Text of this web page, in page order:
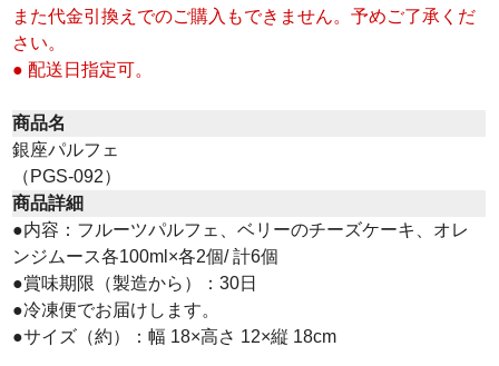
また代金引換えでのご購入もできません。予めご了承くだ
さい。
● 配送日指定可。
商品名
銀座パルフェ
（PGS-092）
商品詳細
●内容：フルーツパルフェ、ベリーのチーズケーキ、オレ
ンジムース各100ml×各2個/ 計6個
●賞味期限（製造から）：30日
●冷凍便でお届けします。
●サイズ（約）：幅 18×高さ 12×縦 18cm